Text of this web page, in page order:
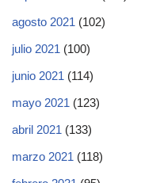
agosto 2021 (102)
julio 2021 (100)
junio 2021 (114)
mayo 2021 (123)
abril 2021 (133)
marzo 2021 (118)